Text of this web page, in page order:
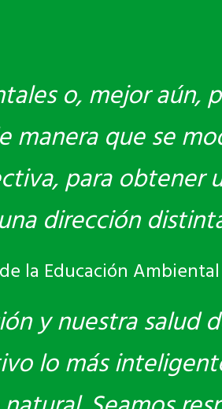
o, mejor aún,
manera que se
para obtener
dirección
la Educación Ambiental
y nuestra
lo más